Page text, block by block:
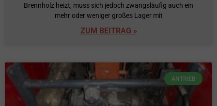
Brennholz heizt, muss sich jedoch zwangsläufig auch ein
mehr oder weniger großes Lager mit
ZUM BEITRAG »
ANTRIEB